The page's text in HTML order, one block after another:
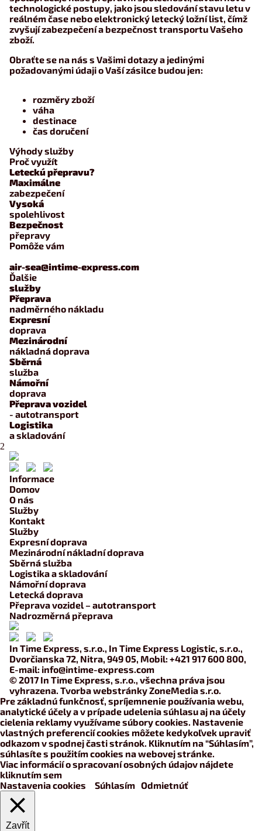
technologické postupy, jako jsou sledování stavu letu v
reálném čase nebo elektronický letecký ložní list, čímž
zvyšují zabezpečení a bezpečnost transportu Vašeho
zboží.
Obraťte se na nás s Vašimi dotazy a jedinými
požadovanými údaji o Vaší zásilce budou jen:
rozměry zboží
váha
destinace
čas doručení
Výhody služby
Proč využít
Leteckú přepravu?
Maximálne
zabezpečení
Vysoká
spolehlivost
Bezpečnost
přepravy
Pomôže vám
air-sea@intime-express.com
Ďalšie
služby
Přeprava
nadměrného nákladu
Expresní
doprava
Mezinárodní
nákladná doprava
Sběrná
služba
Námořní
doprava
Přeprava vozidel
- autotransport
Logistika
a skladování
Informace
Domov
O nás
Služby
Kontakt
Služby
Expresní doprava
Mezinárodní nákladní doprava
Sběrná služba
Logistika a skladování
Námořní doprava
Letecká doprava
Přeprava vozidel – autotransport
Nadrozměrná přeprava
In Time Express, s.r.o., In Time Express Logistic, s.r.o.,
Dvorčianska 72, Nitra, 949 05, Mobil:+421 917 600 800,
E-mail: info@intime-express.com
© 2017 In Time Express, s.r.o., všechna práva jsou
vyhrazena. Tvorba webstránkyZoneMedia s.r.o.
Pre základnú funkčnosť, spríjemnenie používania webu,
analytické účely a v prípade udelenia súhlasu aj na účely
cielenia reklamy využívame súbory cookies. Nastavenie
vlastných preferencií cookies môžete kedykoľvek upraviť
odkazom v spodnej časti stránok. Kliknutím na “Súhlasím”,
súhlasíte s použitím cookies na webovej stránke.
Viac informácií o spracovaní osobných údajov nájdete
kliknutím sem
Nastavenia cookies
Súhlasím Odmietnúť
Zavřít